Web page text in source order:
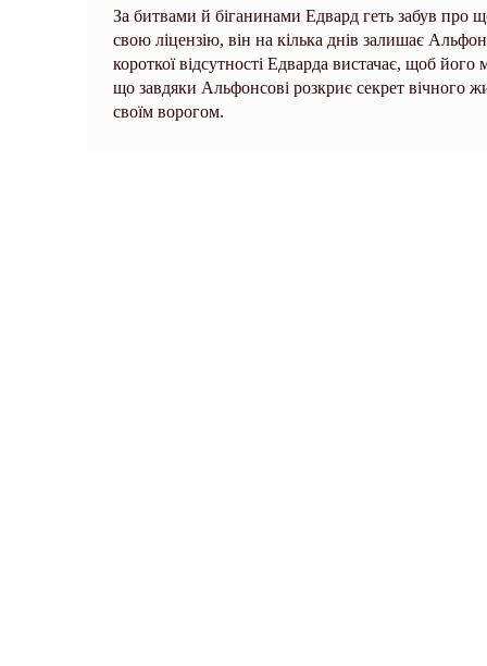
За битвами й біганинами Едвард геть забув про
свою ліцензію, він на кілька днів залишає
короткої відсутності Едварда вистачає, щоб
що завдяки Альфонсові розкриє секрет вічного
своїм ворогом.